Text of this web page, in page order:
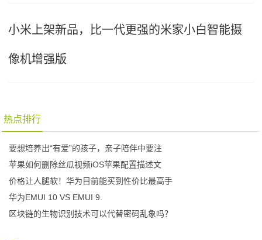
小米上架新品，比一代更强的米家小白智能摄
像机增强版
热点排行
要想培养出“有爱”的孩子，亲子陪伴中要注
苹果如何删除丝瓜视频iOS苹果配置描述文
价格让人腿软！华为目前能买到性价比最高手
华为EMUI 10 VS EMUI 9.
区块链的生物识别技术可以代替密码乱象吗？